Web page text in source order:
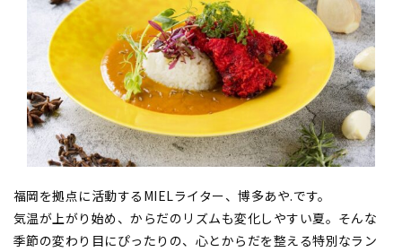
福岡を拠点に活動するMIELライター、博多あや.です。
気温が上がり始め、からだのリズムも変化しやすい夏。そんな
季節の変わり目にぴったりの、心とからだを整える特別なラン